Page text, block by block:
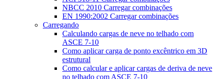
NBCC 2010 Carregar combinações
EN 1990:2002 Carregar combinações
Carregando
Calculando cargas de neve no telhado com
ASCE 7-10
Como aplicar carga de ponto excêntrico em 3D
estrutural
Como calcular e aplicar cargas de deriva de neve
no telhado com ASCE 7-10